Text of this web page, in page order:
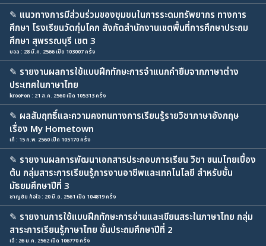
✎ แนวทางการมีส่วนร่วมของชุมชนในการระดมทรัพยากร ทางการ
ศึกษา โรงเรียนวัดกุ่มโคก สังกัดสำนักงานเขตพื้นที่การศึกษาประถม
ศึกษา สุพรรณบุรี เขต 3
บอล : 28 มี.ค. 2566 เปิด 103007 ครั้ง
✎ รายงานผลการใช้แบบฝึกทักษะการจำแนกคำยืมจากภาษาต่าง
ประเทศในภาษาไทย
krooFon : 21 ส.ค. 2560 เปิด 105313 ครั้ง
✎ ผลสัมฤทธิ์และความคงทนทางการเรียนรู้รายวิชาภาษาอังกฤษ
เรื่อง My Hometown
เก๋ : 15 ก.พ. 2560 เปิด 105170 ครั้ง
✎ รายงานผลการพัฒนาเอกสารประกอบการเรียน วิชา ขนมไทยเบื้อง
ต้น กลุ่มสาระการเรียนรู้การงานอาชีพและเทคโนโลยี สำหรับชั้น
มัธยมศึกษาปีที่ 3
ชาญชัย ก้อใจ : 20 มิ.ย. 2561 เปิด 104819 ครั้ง
✎ รายงานการใช้แบบฝึกทักษะการอ่านและเขียนสระในภาษาไทย กลุ่ม
สาระการเรียนรู้ภาษาไทย ชั้นประถมศึกษาปีที่ 2
เอ๋ : 26 ม.ค. 2562 เปิด 106770 ครั้ง